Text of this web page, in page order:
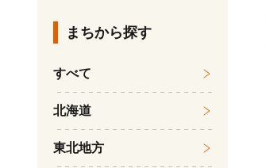
まちから探す
すべて
北海道
東北地方